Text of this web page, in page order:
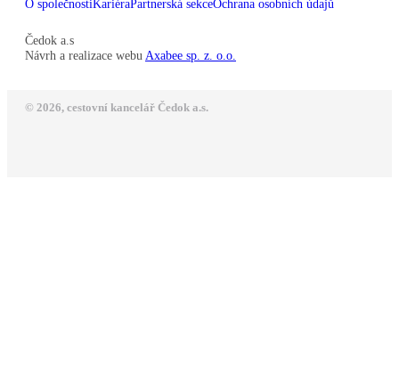
O společnostiKariéraPartnerská sekceOchrana osobních údajů
Čedok a.s
Návrh a realizace webu Axabee sp. z. o.o.
© 2026, cestovní kancelář Čedok a.s.